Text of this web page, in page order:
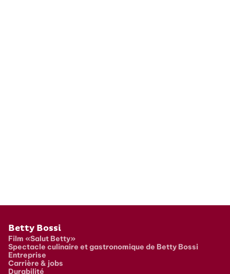
Pied de page
Betty Bossi
Film «Salut Betty»
Spectacle culinaire et gastronomique de Betty Bossi
Entreprise
Carrière & jobs
Durabilité